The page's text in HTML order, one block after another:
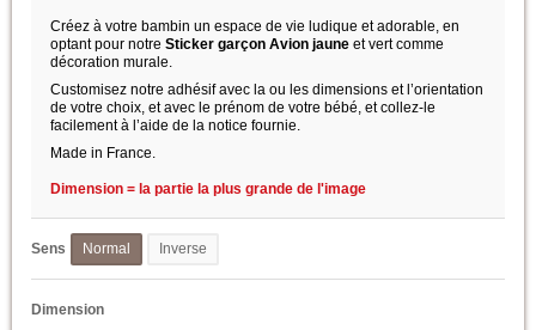
Créez à votre bambin un espace de vie ludique et adorable, en
optant pour notre Sticker garçon Avion jaune et vert comme
décoration murale.
Customisez notre adhésif avec la ou les dimensions et l’orientation
de votre choix, et avec le prénom de votre bébé, et collez-le
facilement à l’aide de la notice fournie.
Made in France.
Dimension = la partie la plus grande de l'image
Sens Normal Inverse
Dimension